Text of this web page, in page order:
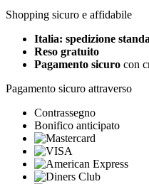
Shopping sicuro e affidabile
Italia: spedizione
Reso gratuito
Pagamento sicuro con
Pagamento sicuro attraverso
Contrassegno
Bonifico anticipato